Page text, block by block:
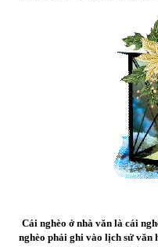
Cái nghèo ở nhà văn là cái
nghèo phải ghi vào lịch sử văn